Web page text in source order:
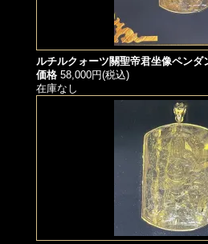
ルチルクォーツ關聖帝君坐像ペンダ
価格 58,000円(税込)
在庫なし